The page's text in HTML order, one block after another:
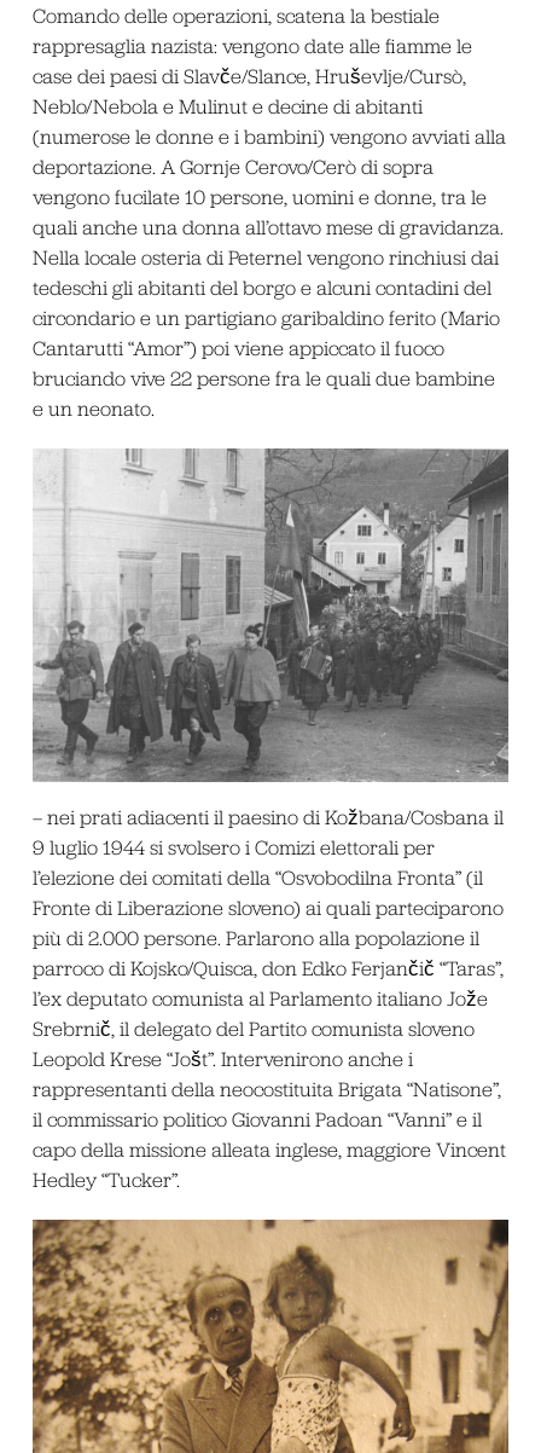
Comando delle operazioni, scatena la bestiale
rappresaglia nazista: vengono date alle fiamme le
case dei paesi di Slavče/Slance, Hruševlje/Cursò,
Neblo/Nebola e Mulinut e decine di abitanti
(numerose le donne e i bambini) vengono avviati alla
deportazione. A Gornje Cerovo/Cerò di sopra
vengono fucilate 10 persone, uomini e donne, tra le
quali anche una donna all’ottavo mese di gravidanza.
Nella locale osteria di Peternel vengono rinchiusi dai
tedeschi gli abitanti del borgo e alcuni contadini del
circondario e un partigiano garibaldino ferito (Mario
Cantarutti “Amor”) poi viene appiccato il fuoco
bruciando vive 22 persone fra le quali due bambine
e un neonato.
– nei prati adiacenti il paesino di Kožbana/Cosbana il
9 luglio 1944 si svolsero i Comizi elettorali per
l’elezione dei comitati della “Osvobodilna Fronta” (il
Fronte di Liberazione sloveno) ai quali parteciparono
più di 2.000 persone. Parlarono alla popolazione il
parroco di Kojsko/Quisca, don Edko Ferjančič “Taras”,
l’ex deputato comunista al Parlamento italiano Jože
Srebrnič, il delegato del Partito comunista sloveno
Leopold Krese “Jošt”. Intervenirono anche i
rappresentanti della neocostituita Brigata “Natisone”,
il commissario politico Giovanni Padoan “Vanni” e il
capo della missione alleata inglese, maggiore Vincent
Hedley “Tucker”.